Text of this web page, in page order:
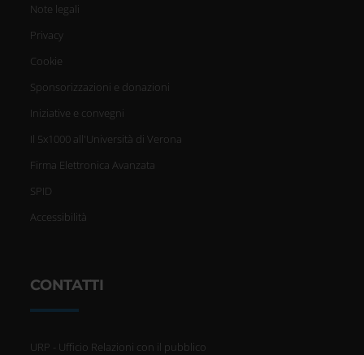
Note legali
Privacy
Cookie
Sponsorizzazioni e donazioni
Iniziative e convegni
Il 5x1000 all'Università di Verona
Firma Elettronica Avanzata
SPID
Accessibilità
CONTATTI
URP - Ufficio Relazioni con il pubblico